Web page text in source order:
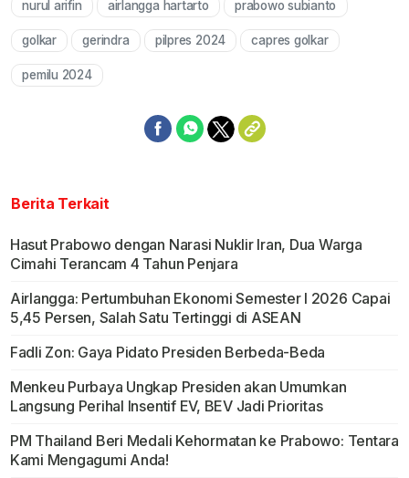
Mute
nurul arifin airlangga hartarto prabowo subianto
golkar gerindra pilpres 2024 capres golkar
pemilu 2024
Berita Terkait
Hasut Prabowo dengan Narasi Nuklir Iran, Dua Warga
Cimahi Terancam 4 Tahun Penjara
Airlangga: Pertumbuhan Ekonomi Semester I 2026 Capai
5,45 Persen, Salah Satu Tertinggi di ASEAN
Fadli Zon: Gaya Pidato Presiden Berbeda-Beda
Menkeu Purbaya Ungkap Presiden akan Umumkan
Langsung Perihal Insentif EV, BEV Jadi Prioritas
PM Thailand Beri Medali Kehormatan ke Prabowo: Tentara
Kami Mengagumi Anda!